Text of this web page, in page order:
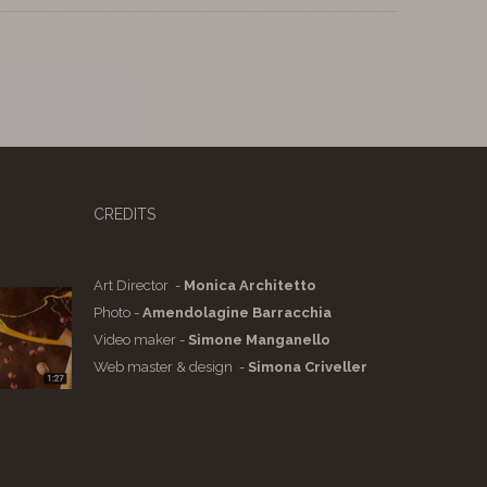
CREDITS
Art Director - Monica Architetto
Photo - Amendolagine Barracchia
Video maker - Simone Manganello
Web master & design - Simona Criveller